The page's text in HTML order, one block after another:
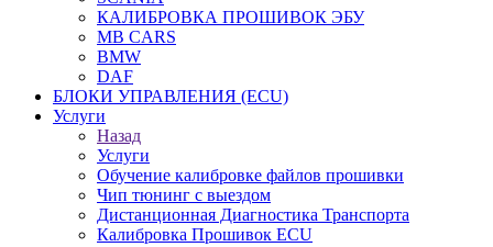
КАЛИБРОВКА ПРОШИВОК ЭБУ
MB CARS
BMW
DAF
БЛОКИ УПРАВЛЕНИЯ (ECU)
Услуги
Назад
Услуги
Обучение калибровке файлов прошивки
Чип тюнинг с выездом
Дистанционная Диагностика Транспорта
Калибровка Прошивок ECU